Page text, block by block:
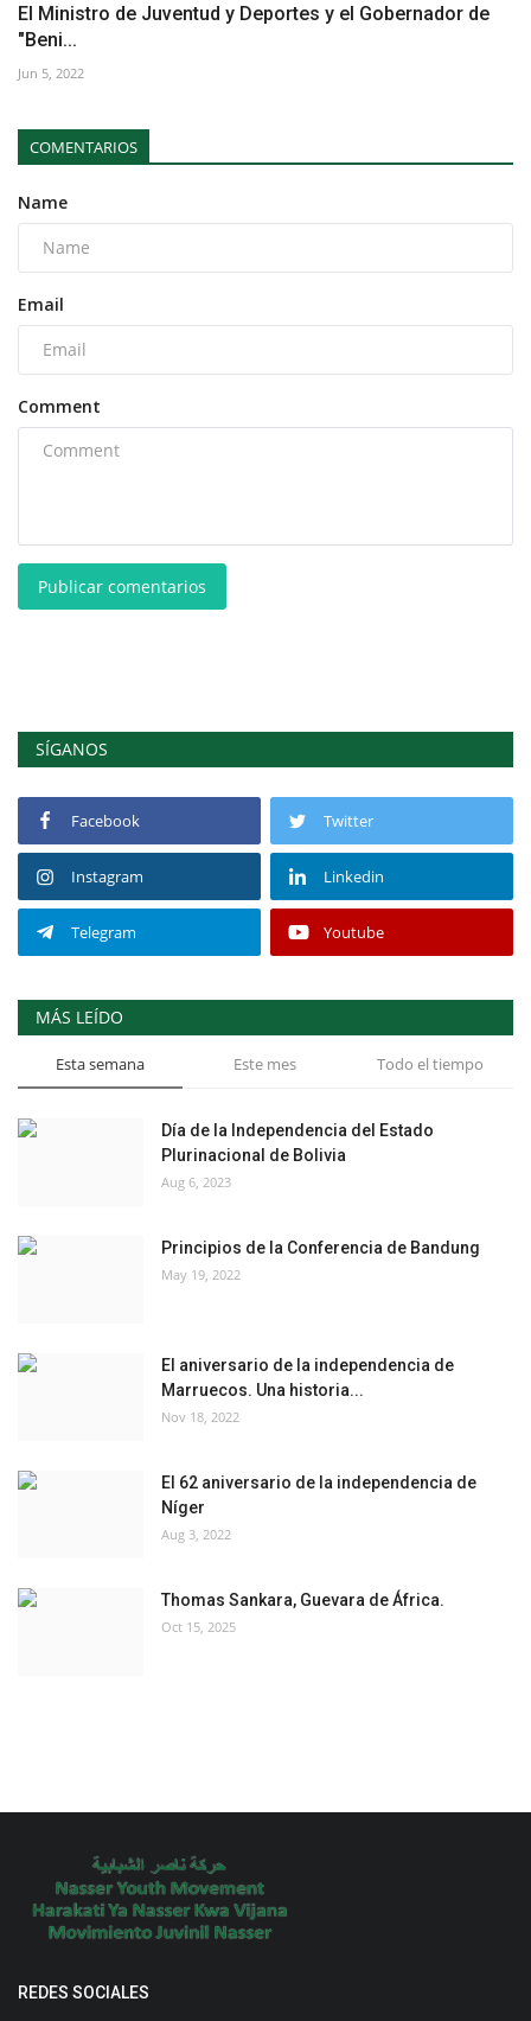
El Ministro de Juventud y Deportes y el Gobernador de
"Beni...
Jun 5, 2022
COMENTARIOS
Name
Email
Comment
Publicar comentarios
SÍGANOS
Facebook Twitter
Instagram Linkedin
Telegram Youtube
MÁS LEÍDO
Esta semana Este mes Todo el tiempo
Día de la Independencia del Estado
Plurinacional de Bolivia
Aug 6, 2023
Principios de la Conferencia de Bandung
May 19, 2022
El aniversario de la independencia de
Marruecos. Una historia...
Nov 18, 2022
El 62 aniversario de la independencia de
Níger
Aug 3, 2022
Thomas Sankara, Guevara de África.
Oct 15, 2025
REDES SOCIALES